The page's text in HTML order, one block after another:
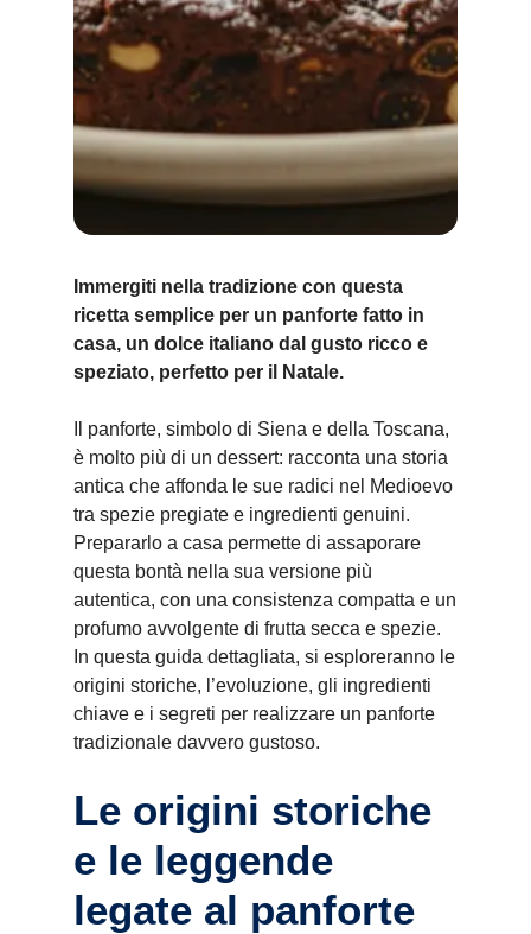
Immergiti nella tradizione con questa
ricetta semplice per un panforte fatto in
casa, un dolce italiano dal gusto ricco e
speziato, perfetto per il Natale.
Il panforte, simbolo di Siena e della Toscana,
è molto più di un dessert: racconta una storia
antica che affonda le sue radici nel Medioevo
tra spezie pregiate e ingredienti genuini.
Prepararlo a casa permette di assaporare
questa bontà nella sua versione più
autentica, con una consistenza compatta e un
profumo avvolgente di frutta secca e spezie.
In questa guida dettagliata, si esploreranno le
origini storiche, l’evoluzione, gli ingredienti
chiave e i segreti per realizzare un panforte
tradizionale davvero gustoso.
Le origini storiche
e le leggende
legate al panforte